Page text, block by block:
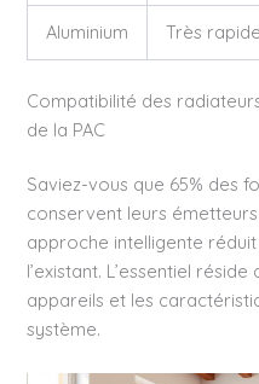
Aluminium Très rapide
Compatibilité des
de la PAC
Saviez-vous que 65% des
conservent leurs
approche intelligente
l’existant. L’essentiel
appareils et les
système.